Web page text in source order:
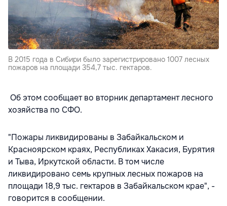
В 2015 года в Сибири было зарегистрировано 1007 лесных
пожаров на площади 354,7 тыс. гектаров.
Об этом сообщает во вторник департамент лесного
хозяйства по СФО.
"Пожары ликвидированы в Забайкальском и
Красноярском краях, Республиках Хакасия, Бурятия
и Тыва, Иркутской области. В том числе
ликвидировано семь крупных лесных пожаров на
площади 18,9 тыс. гектаров в Забайкальском крае", -
говорится в сообщении.